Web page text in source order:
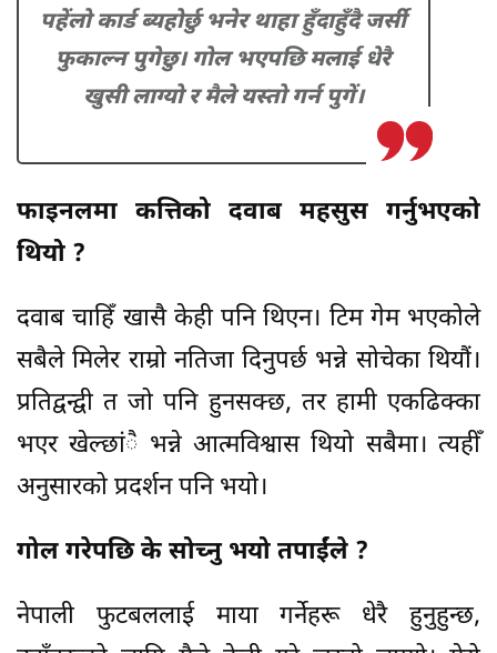
पहेंलो कार्ड ब्यहोर्छु भनेर थाहा हुँदाहुँदै जर्सी
फुकाल्न पुगेछु। गोल भएपछि मलाई धेरै
खुसी लाग्यो र मैले यस्तो गर्न पुगें।
फाइनलमा कत्तिको दवाब महसुस गर्नुभएको
थियो ?
दवाब चाहिँ खासै केही पनि थिएन। टिम गेम भएकोले
सबैले मिलेर राम्रो नतिजा दिनुपर्छ भन्ने सोचेका थियौं।
प्रतिद्वन्द्वी त जो पनि हुनसक्छ, तर हामी एकढिक्का
भएर खेल्छांै भन्ने आत्मविश्वास थियो सबैमा। त्यहीँ
अनुसारको प्रदर्शन पनि भयो।
गोल गरेपछि के सोच्नु भयो तपाईंले ?
नेपाली फुटबललाई माया गर्नेहरू धेरै हुनुहुन्छ,